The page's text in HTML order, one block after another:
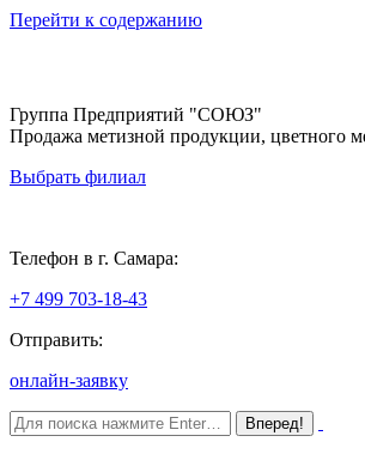
Перейти к содержанию
Группа Предприятий "СОЮЗ"
Продажа метизной продукции, цветного
Выбрать филиал
Телефон в г. Самара:
+7 499 703-18-43
Отправить:
онлайн-заявку